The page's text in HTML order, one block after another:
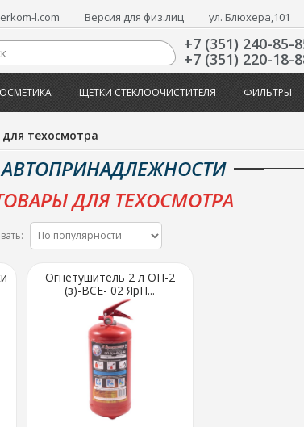
l.com Версия для физ.лиц ул. Блюхера,101
+7 (351) 240-85-
+7 (351) 220-18-
ЩЕТКИ СТЕКЛООЧИСТИТЕЛЯ ФИЛЬТРЫ
техосмотра
АВТОПРИНАДЛЕЖНОСТИ
ДЛЯ ТЕХОСМОТРА
Огнетушитель 2 л ОП-2
(з)-ВСЕ- 02 ЯрП...